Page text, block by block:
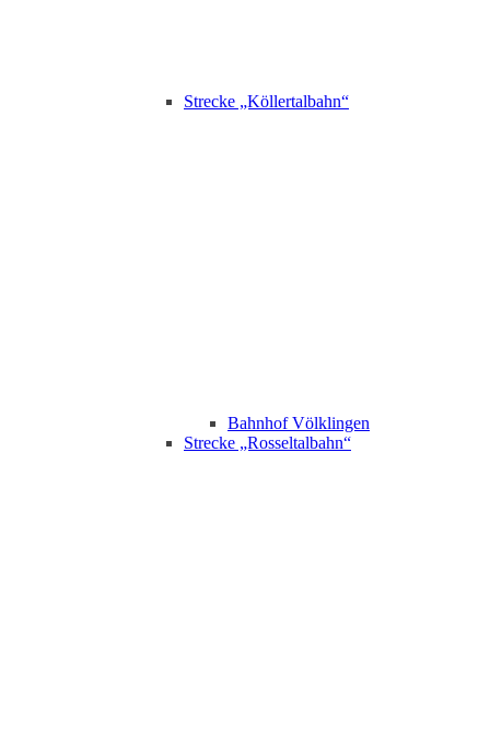
Strecke „Köllertalbahn“
Bahnhof Völklingen
Strecke „Rosseltalbahn“